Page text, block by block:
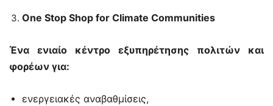
One Stop Shop for Climate Communities
Ένα ενιαίο κέντρο εξυπηρέτησης πολιτών και
φορέων για:
ενεργειακές αναβαθμίσεις,